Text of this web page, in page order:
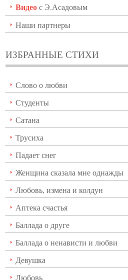
Видеос Э.Асадовым
Наши партнеры
ИЗБРАННЫЕ СТИХИ
Слово о любви
Студенты
Сатана
Трусиха
Падает снег
Женщина сказала мне однажды
Любовь, измена и колдун
Аптека счастья
Баллада о друге
Баллада о ненависти и любви
Девушка
Любовь